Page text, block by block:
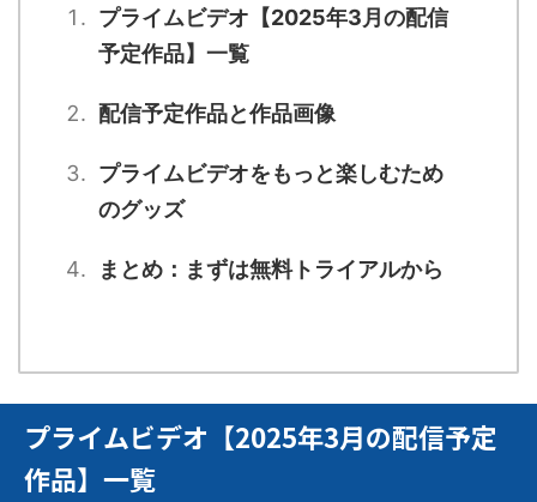
プライムビデオ【2025年3月の配信
予定作品】一覧
配信予定作品と作品画像
プライムビデオをもっと楽しむため
のグッズ
まとめ：まずは無料トライアルから
プライムビデオ【2025年3月の配信予定
作品】一覧